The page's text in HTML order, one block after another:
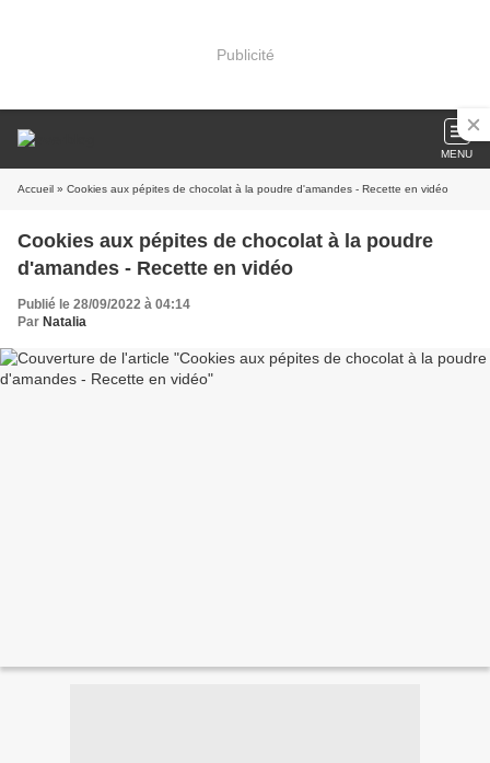
Publicité
MENU
Accueil » Cookies aux pépites de chocolat à la poudre d'amandes - Recette en vidéo
Cookies aux pépites de chocolat à la poudre
d'amandes - Recette en vidéo
Publié le 28/09/2022 à 04:14
Par Natalia